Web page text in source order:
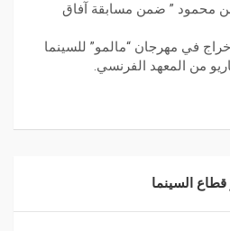
محمود ” ضمن مسابقة آفاق
في مهرجان “مالمو” للسينما
من المعهد الفرنسي.
السينما